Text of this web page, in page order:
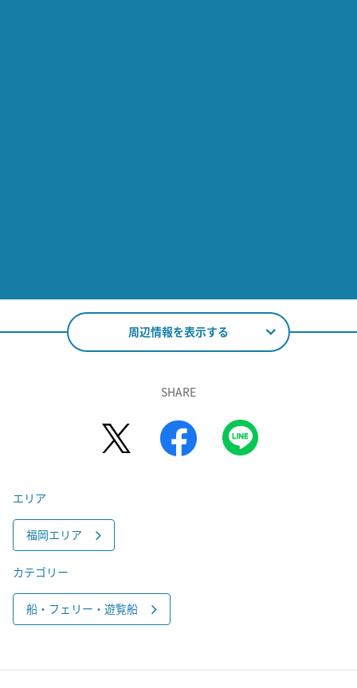
周辺情報を表示する
SHARE
エリア
福岡エリア
カテゴリー
船・フェリー・遊覧船